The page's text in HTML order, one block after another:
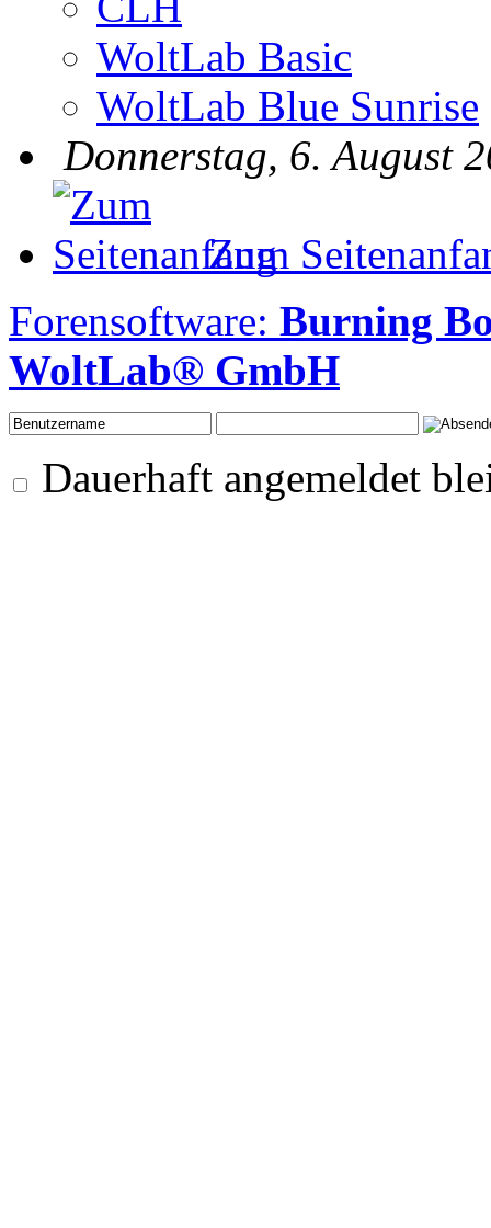
WoltLab Basic
WoltLab Blue Sunrise
Donnerstag, 6. August
Zum
Forensoftware: Burning
WoltLab® GmbH
Dauerhaft angemeldet